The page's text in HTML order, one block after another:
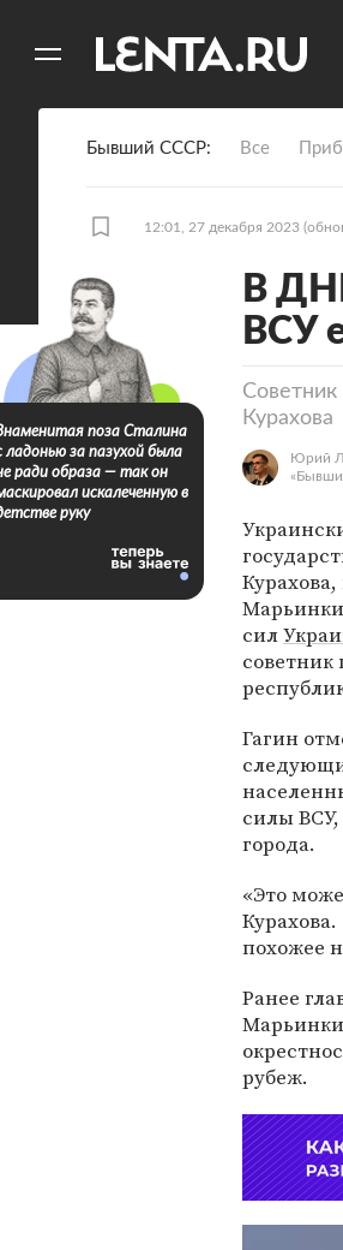
Бывший СССР Все
12:01, 27 декабря 2023
В
ВСУ
Курахова
Юрий
сил
Гагин
силы ВСУ,
города.
«Это
похожее
Ранее
рубеж.
поза Сталина
ладонью за пазухой была
ради образа — так он
искалеченную в
руку